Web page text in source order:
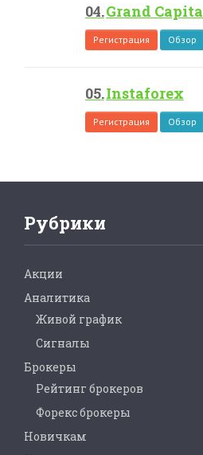
Grand
Регистрация Обзор
Instaforex
Регистрация Обзор
Рубрики
Акции
Аналитика
Живой график
Сигналы
Брокеры
Рейтинг брокеров
Форекс брокеры
Новичкам